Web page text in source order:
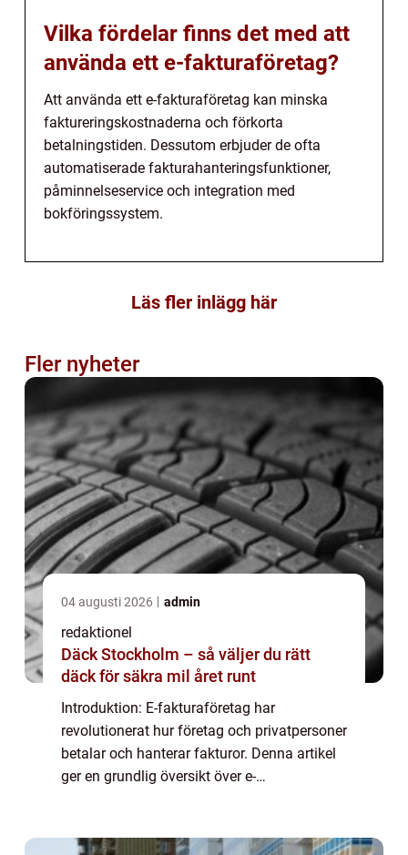
Vilka fördelar finns det med att
använda ett e-fakturaföretag?
Att använda ett e-fakturaföretag kan minska
faktureringskostnaderna och förkorta
betalningstiden. Dessutom erbjuder de ofta
automatiserade fakturahanteringsfunktioner,
påminnelseservice och integration med
bokföringssystem.
Läs fler inlägg här
Fler nyheter
04 augusti 2026 admin
redaktionel
Däck Stockholm – så väljer du rätt
däck för säkra mil året runt
Introduktion: E-fakturaföretag har
revolutionerat hur företag och privatpersoner
betalar och hanterar fakturor. Denna artikel
ger en grundlig översikt över e-
kvant...